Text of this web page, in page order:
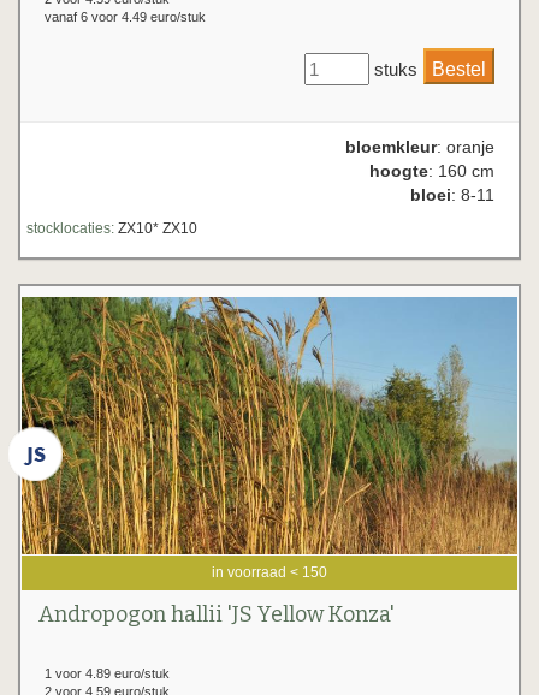
vanaf 6 voor 4.49 euro/stuk
stuks
bloemkleur: oranje
hoogte: 160 cm
bloei: 8-11
stocklocaties: ZX10* ZX10
in voorraad < 150
Andropogon hallii 'JS Yellow Konza'
1 voor 4.89 euro/stuk
2 voor 4.59 euro/stuk